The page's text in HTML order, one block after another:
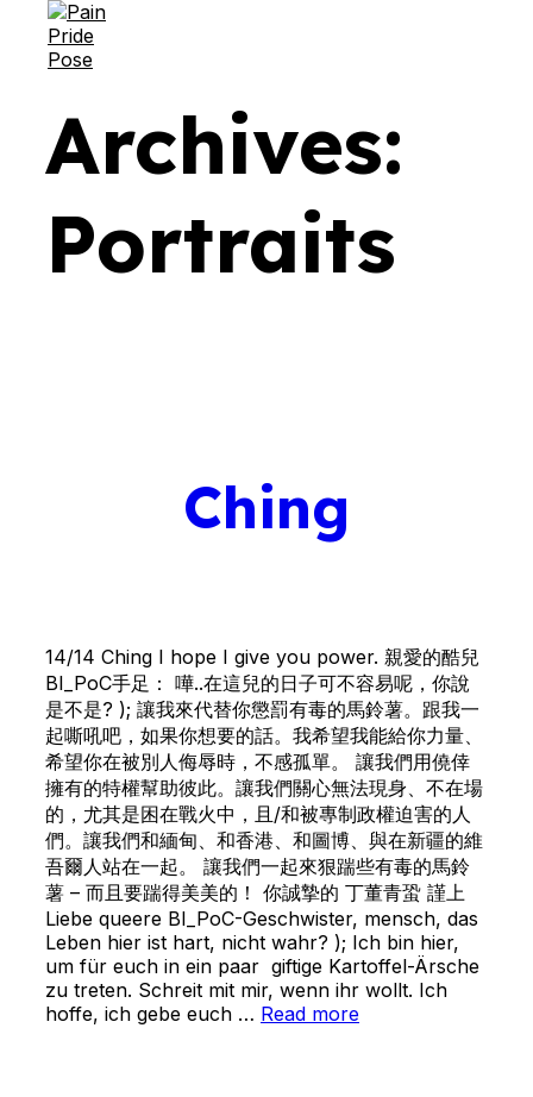
content
Archives:
Portraits
Ching
14/14 Ching I hope I give you power. 親愛的酷兒
BI_PoC手足： 嘩..在這兒的日子可不容易呢，你說
是不是? ); 讓我來代替你懲罰有毒的馬鈴薯。跟我一
起嘶吼吧，如果你想要的話。我希望我能給你力量、
希望你在被別人侮辱時，不感孤單。 讓我們用僥倖
擁有的特權幫助彼此。讓我們關心無法現身、不在場
的，尤其是困在戰火中，且/和被專制政權迫害的人
們。讓我們和緬甸、和香港、和圖博、與在新疆的維
吾爾人站在一起。 讓我們一起來狠踹些有毒的馬鈴
薯 – 而且要踹得美美的！ 你誠摯的 丁董青蛩 謹上
Liebe queere BI_PoC-Geschwister, mensch, das
Leben hier ist hart, nicht wahr? ); Ich bin hier,
um für euch in ein paar giftige Kartoffel-Ärsche
zu treten. Schreit mit mir, wenn ihr wollt. Ich
hoffe, ich gebe euch … Read more